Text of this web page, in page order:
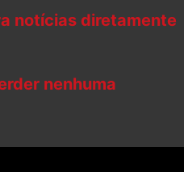
notícias diretamente
nenhuma